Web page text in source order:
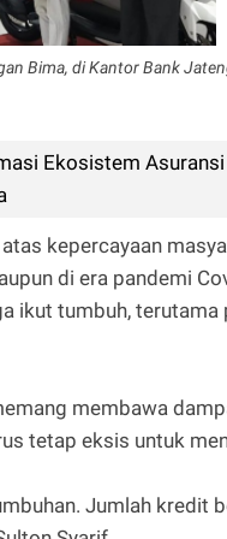
Bima, di Kantor Bank
Ekosistem
kepercayaan
di era pandemi
ikut tumbuh,
membawa
tetap eksis untuk
Jumlah kredit